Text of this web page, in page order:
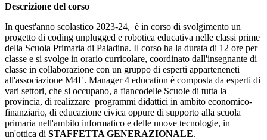
Descrizione del corso
In quest'anno scolastico 2023-24, è in corso di svolgimento un
progetto di coding unplugged e robotica educativa nelle classi prime
della Scuola Primaria di Paladina. Il corso ha la durata di 12 ore per
classe e si svolge in orario curricolare, coordinato dall'insegnante di
classe in collaborazione con un gruppo di esperti apparteneneti
all'associazione M4E. Manager 4 education è composta da esperti di
vari settori, che si occupano, a fiancodelle Scuole di tutta la
provincia, di realizzare programmi didattici in ambito economico-
finanziario, di educazione civica oppure di supporto alla scuola
primaria nell'ambito informatico e delle nuove tecnologie, in
un'ottica di STAFFETTA GENERAZIONALE.